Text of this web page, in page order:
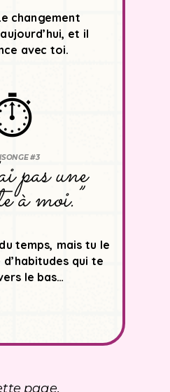
changement
et il
avec toi.
temps, mais tu le
qui te
le bas…
pas une
à moi.”
#3
page,